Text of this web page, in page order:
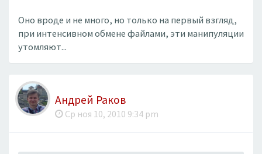
Оно вроде и не много, но только на первый взгляд,
при интенсивном обмене файлами, эти манипуляции
утомляют...
Андрей Раков
Ср ноя 10, 2010 9:34 pm